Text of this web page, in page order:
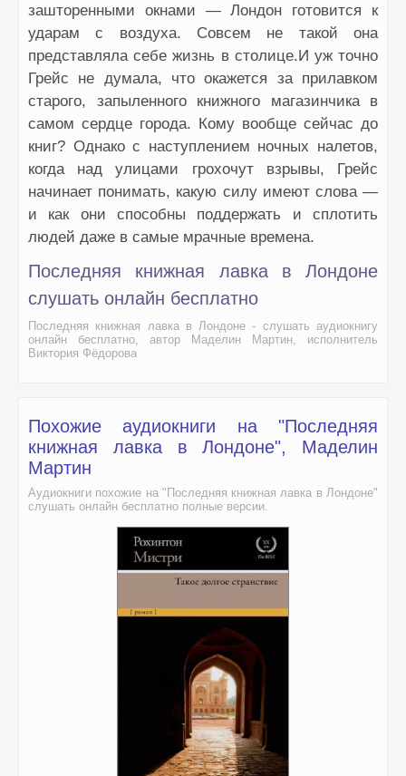
зашторенными окнами — Лондон готовится к
ударам с воздуха. Совсем не такой она
представляла себе жизнь в столице.И уж точно
Грейс не думала, что окажется за прилавком
старого, запыленного книжного магазинчика в
самом сердце города. Кому вообще сейчас до
книг? Однако с наступлением ночных налетов,
когда над улицами грохочут взрывы, Грейс
начинает понимать, какую силу имеют слова —
и как они способны поддержать и сплотить
людей даже в самые мрачные времена.
Последняя книжная лавка в Лондоне
слушать онлайн бесплатно
Последняя книжная лавка в Лондоне - слушать аудиокнигу
онлайн бесплатно, автор Маделин Мартин, исполнитель
Виктория Фёдорова
Похожие аудиокниги на "Последняя
книжная лавка в Лондоне", Маделин
Мартин
Аудиокниги похожие на "Последняя книжная лавка в Лондоне"
слушать онлайн бесплатно полные версии.